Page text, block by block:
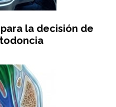
la decisión de